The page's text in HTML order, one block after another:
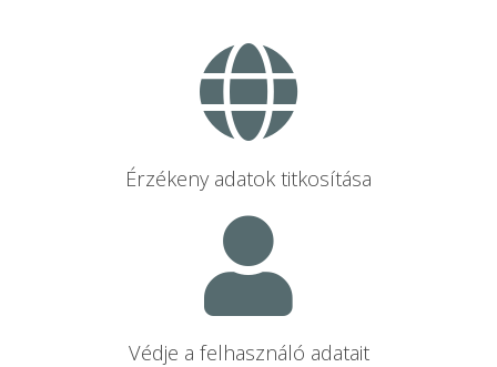
Érzékeny adatok titkosítása
Védje a felhasználó adatait